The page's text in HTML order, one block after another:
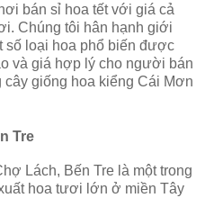
bán sỉ hoa tết với giá cả
Chúng tôi hân hạnh giới
số loại hoa phổ biến được
và giá hợp lý cho người bán
giống hoa kiểng Cái Mơn
Tre
Lách, Bến Tre là một trong
hoa tươi lớn ở miền Tây